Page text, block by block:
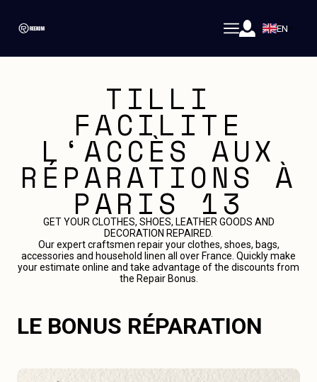
EN
TILLI
FACILITE
L‘ACCÈS AUX
RÉPARATIONS À
PARIS 13
GET YOUR CLOTHES, SHOES, LEATHER GOODS AND
DECORATION REPAIRED.
Our expert craftsmen repair your clothes, shoes, bags,
accessories and household linen all over France. Quickly make
your estimate online and take advantage of the discounts from
the Repair Bonus.
LE BONUS RÉPARATION